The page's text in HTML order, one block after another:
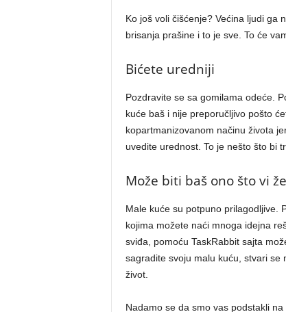
Ko još voli čišćenje? Većina ljudi ga
brisanja prašine i to je sve. To će
Bićete uredniji
Pozdravite se sa gomilama odeće.
kuće baš i nije preporučljivo pošto
kopartmanizovanom načinu života
uvedite urednost. To je nešto što bi
Može biti baš ono što vi
Male kuće su potpuno prilagodljive.
kojima možete naći mnoga idejna
sviđa, pomoću TaskRabbit sajta
sagradite svoju malu kuću, stvari se
život.
Nadamo se da smo vas podstakli